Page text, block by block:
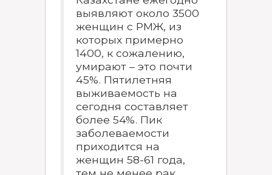
выявляют около 3500
женщин с РМЖ, из
которых примерно
1400, к сожалению,
умирают – это почти
45%. Пятилетняя
выживаемость на
сегодня составляет
более 54%. Пик
заболеваемости
приходится на
женщин 58-61 года,